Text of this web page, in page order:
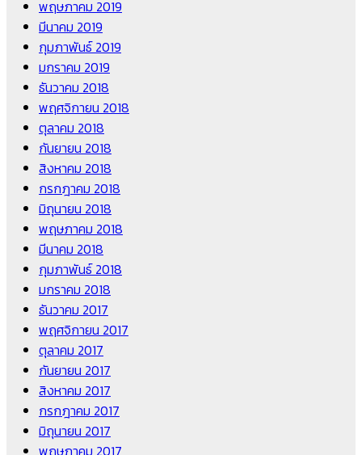
พฤษภาคม 2019
มีนาคม 2019
กุมภาพันธ์ 2019
มกราคม 2019
ธันวาคม 2018
พฤศจิกายน 2018
ตุลาคม 2018
กันยายน 2018
สิงหาคม 2018
กรกฎาคม 2018
มิถุนายน 2018
พฤษภาคม 2018
มีนาคม 2018
กุมภาพันธ์ 2018
มกราคม 2018
ธันวาคม 2017
พฤศจิกายน 2017
ตุลาคม 2017
กันยายน 2017
สิงหาคม 2017
กรกฎาคม 2017
มิถุนายน 2017